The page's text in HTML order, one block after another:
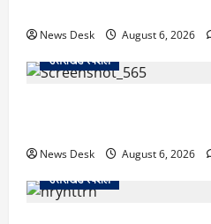
News Desk August 6, 2026
उत्तराखंड स्पेशल
News Desk August 6, 2026
उत्तराखंड स्पेशल